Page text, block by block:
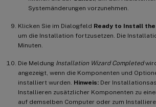
Systemänderungen vorzunehmen.
Klicken Sie im Dialogfeld Ready to Install
um die Installation fortzusetzen. Die
Minuten.
Die Meldung Installation Wizard Completed
angezeigt, wenn die Komponenten und
installiert wurden. Hinweis: Der
Installieren zusätzlicher Komponenten zu
auf demselben Computer oder zum